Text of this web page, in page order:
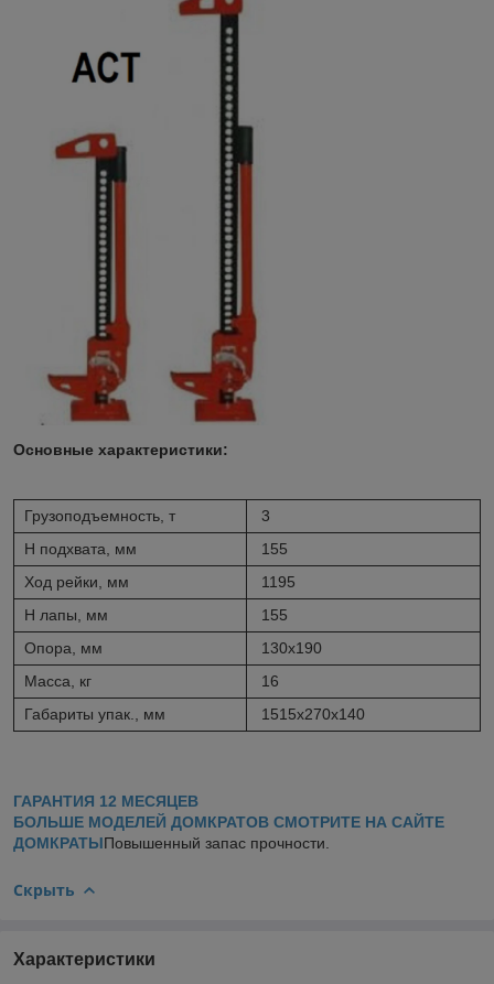
Основные характеристики:
Грузоподъемность, т
3
H подхвата, мм
155
Ход рейки, мм
1195
Н лапы, мм
155
Опора, мм
130х190
Масса, кг
16
Габариты упак., мм
1515х270х140
ГАРАНТИЯ 12 МЕСЯЦЕВ
БОЛЬШЕ МОДЕЛЕЙ ДОМКРАТОВ СМОТРИТЕ НА САЙТЕ
ДОМКРАТЫПовышенный запас прочности.
Скрыть
Характеристики